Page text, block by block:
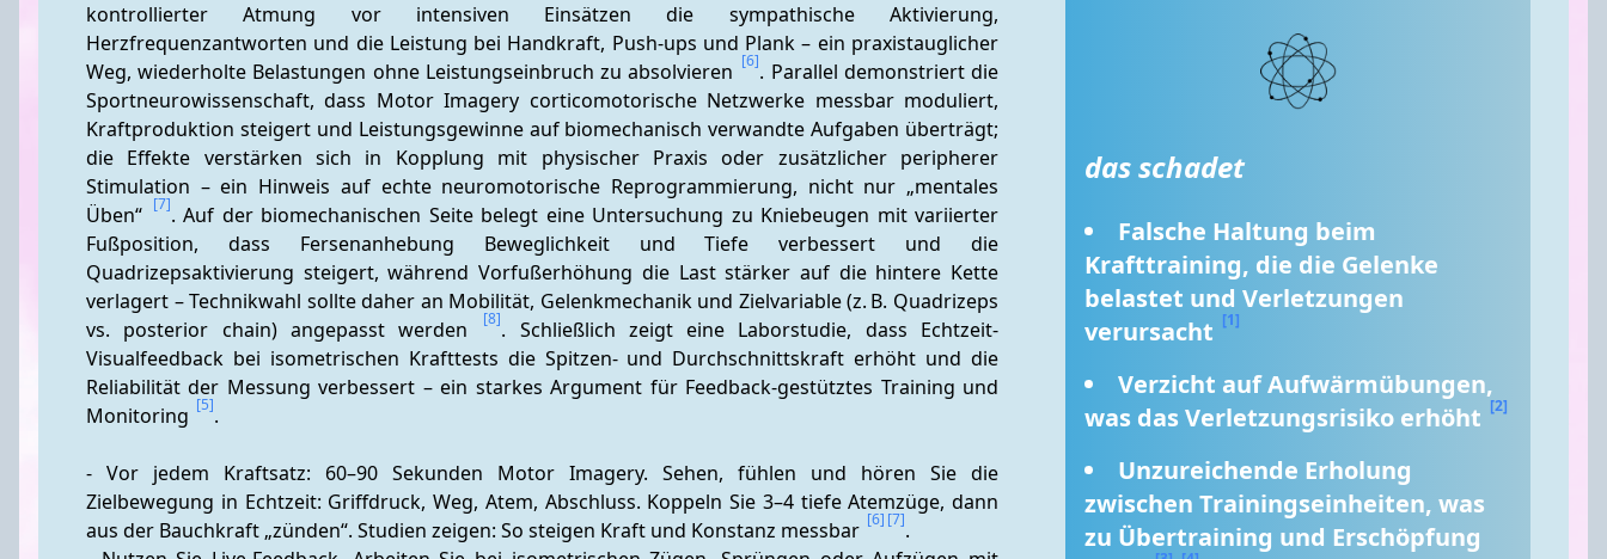
kontrollierter Atmung vor intensiven Einsätzen die sympathische Aktivierung,
Herzfrequenzantworten und die Leistung bei Handkraft, Push-ups und Plank – ein praxistauglicher
Weg, wiederholte Belastungen ohne Leistungseinbruch zu absolvieren [6]. Parallel demonstriert die
Sportneurowissenschaft, dass Motor Imagery corticomotorische Netzwerke messbar moduliert,
Kraftproduktion steigert und Leistungsgewinne auf biomechanisch verwandte Aufgaben überträgt;
die Effekte verstärken sich in Kopplung mit physischer Praxis oder zusätzlicher peripherer
Stimulation – ein Hinweis auf echte neuromotorische Reprogrammierung, nicht nur „mentales
Üben“ [7]. Auf der biomechanischen Seite belegt eine Untersuchung zu Kniebeugen mit variierter
Fußposition, dass Fersenanhebung Beweglichkeit und Tiefe verbessert und die
Quadrizepsaktivierung steigert, während Vorfußerhöhung die Last stärker auf die hintere Kette
verlagert – Technikwahl sollte daher an Mobilität, Gelenkmechanik und Zielvariable (z. B. Quadrizeps
vs. posterior chain) angepasst werden
[8]. Schließlich zeigt eine Laborstudie, dass Echtzeit-
Visualfeedback bei isometrischen Krafttests die Spitzen- und Durchschnittskraft erhöht und die
Reliabilität der Messung verbessert – ein starkes Argument für Feedback-gestütztes Training und
Monitoring [5].
- Vor jedem Kraftsatz: 60–90 Sekunden Motor Imagery. Sehen, fühlen und hören Sie die
Zielbewegung in Echtzeit: Griffdruck, Weg, Atem, Abschluss. Koppeln Sie 3–4 tiefe Atemzüge, dann
aus der Bauchkraft „zünden“. Studien zeigen: So steigen Kraft und Konstanz messbar [6] [7].
das schadet
Falsche Haltung beim
Krafttraining, die die Gelenke
belastet und Verletzungen
verursacht [1]
Verzicht auf Aufwärmübungen,
was das Verletzungsrisiko erhöht [2]
Unzureichende Erholung
zwischen Trainingseinheiten, was
zu Übertraining und Erschöpfung